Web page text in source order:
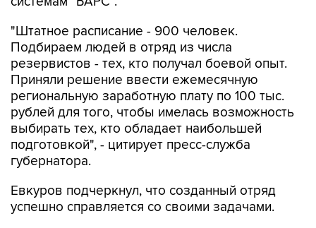
"Штатное расписание - 900 человек.
Подбираем людей в отряд из числа
резервистов - тех, кто получал боевой опыт.
Приняли решение ввести ежемесячную
региональную заработную плату по 100 тыс.
рублей для того, чтобы имелась возможность
выбирать тех, кто обладает наибольшей
подготовкой", - цитирует пресс-служба
губернатора.
Евкуров подчеркнул, что созданный отряд
успешно справляется со своими задачами.